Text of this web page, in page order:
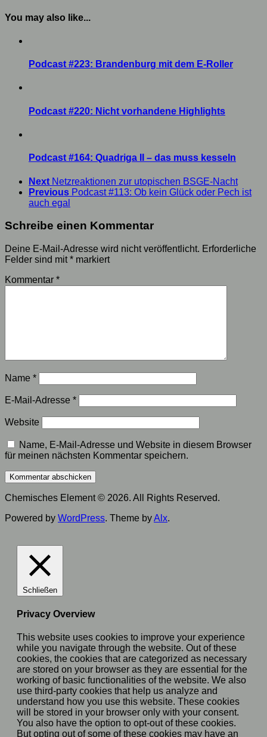
You may also like...
Podcast #223: Brandenburg mit dem E-Roller
Podcast #220: Nicht vorhandene Highlights
Podcast #164: Quadriga II – das muss kesseln
Next Netzreaktionen zur utopischen BSGE-Nacht
Previous Podcast #113: Ob kein Glück oder Pech ist
auch egal
Schreibe einen Kommentar
Deine E-Mail-Adresse wird nicht veröffentlicht. Erforderliche
Felder sind mit* markiert
Kommentar *
Name *
E-Mail-Adresse *
Website
Name, E-Mail-Adresse und Website in diesem Browser
für meinen nächsten Kommentar speichern.
Chemisches Element © 2026. All Rights Reserved.
Powered by WordPress. Theme byAlx.
Schließen
Privacy Overview
This website uses cookies to improve your experience
while you navigate through the website. Out of these
cookies, the cookies that are categorized as necessary
are stored on your browser as they are essential for the
working of basic functionalities of the website. We also
use third-party cookies that help us analyze and
understand how you use this website. These cookies
will be stored in your browser only with your consent.
You also have the option to opt-out of these cookies.
But opting out of some of these cookies may have an